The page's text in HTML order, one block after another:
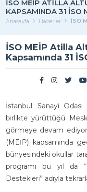
İSO MEİP ATILLA
KAPSAMINDA 31 İSO
Anasayfa Haberler İSO MEİP
İSO MEİP Atilla
Kapsamında 31
İstanbul Sanayi Odası
birlikte yürüttüğü
görmeye devam
(MEİP) kapsamında
bünyesindeki okullar
programı bu yıl da
Destekleri” adıyla